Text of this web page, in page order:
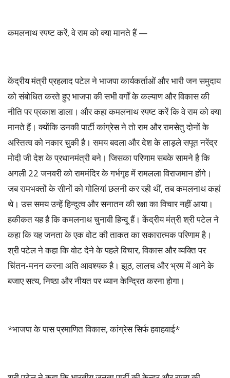
कमलनाथ स्पष्ट करें, वे राम को क्या मानते हैं —
केंद्रीय मंत्री प्रहलाद पटेल ने भाजपा कार्यकर्ताओं और भारी जन समुदाय
को संबोधित करते हुए भाजपा की सभी वर्गों के कल्याण और विकास की
नीति पर प्रकाश डाला। और कहा कमलनाथ स्पष्ट करें कि वे राम को क्या
मानते हैं। क्योंकि उनकी पार्टी कांग्रेस ने तो राम और रामसेतु दोनों के
अस्तित्व को नकार चुकी है। समय बदला और देश के लाड़ले सपूत नरेंद्र
मोदी जी देश के प्रधानमंत्री बने। जिसका परिणाम सबके सामने है कि
अगली 22 जनवरी को राममंदिर के गर्भगृह में रामलला विराजमान होंगे।
जब रामभक्तों के सीनों को गोलियां छलनी कर रही थीं, तब कमलनाथ कहां
थे। उस समय उन्हें हिन्दुत्व और सनातन की रक्षा का विचार नहीं आया।
हकीकत यह है कि कमलनाथ चुनावी हिन्दू हैं। केंद्रीय मंत्री श्री पटेल ने
कहा कि यह जनता के एक वोट की ताकत का सकारात्मक परिणाम है।
श्री पटेल ने कहा कि वोट देने के पहले विचार, विकास और व्यक्ति पर
चिंतन-मनन करना अति आवश्यक है। झूठ, लालच और भ्रम में आने के
बजाए सत्य, निष्ठा और नीयत पर ध्यान केन्द्रित करना होगा।
*भाजपा के पास प्रमाणित विकास, कांग्रेस सिर्फ हवाहवाई*